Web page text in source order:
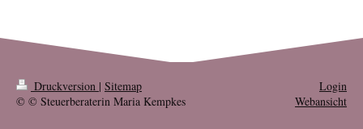
Druckversion | Sitemap
© © Steuerberaterin Maria Kempkes
Login
Webansicht